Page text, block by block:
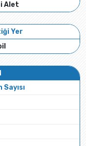
Alet
Yer